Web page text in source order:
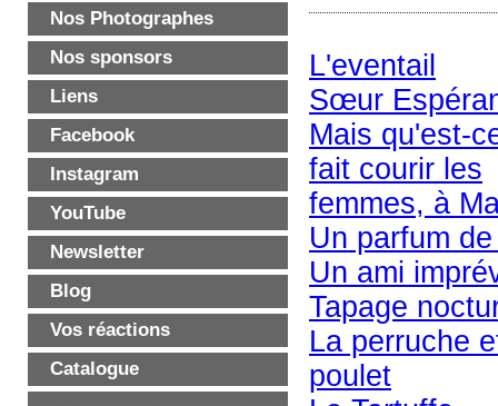
Nos Photographes
Nos sponsors
Liens
Facebook
Instagram
YouTube
Newsletter
Blog
Vos réactions
Catalogue
L'eventail
Sœur
Mais qu'est-
fait courir les
femmes, à
Un parfum
Un ami
Tapage
La perruche
poulet